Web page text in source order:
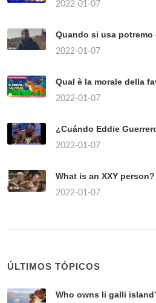
2022-01-07
Quando si usa potremo
2022-01-07
Qual è la morale della
2022-01-07
¿Cuándo Eddie
2022-01-07
What is an XXY person?
2022-01-07
ÚLTIMOS TÓPICOS
Who owns li galli